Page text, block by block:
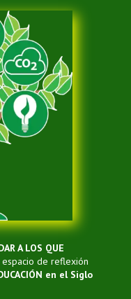
A LOS QUE
espacio de reflexión
en el Siglo